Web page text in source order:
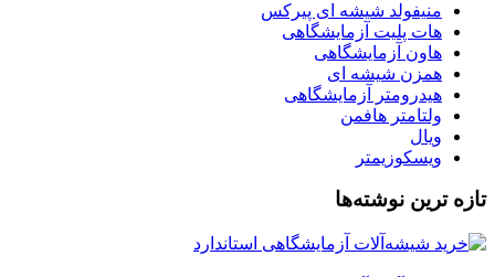
منیفولد شیشه ای پیرکس
هات پلیت آزمایشگاهی
هاون آزمایشگاهی
همزن شیشه ای
هیدرومتر آزمایشگاهی
ولتامتر هافمن
ویال
ویسکوزیمتر
تازه ترین نوشته‌ها